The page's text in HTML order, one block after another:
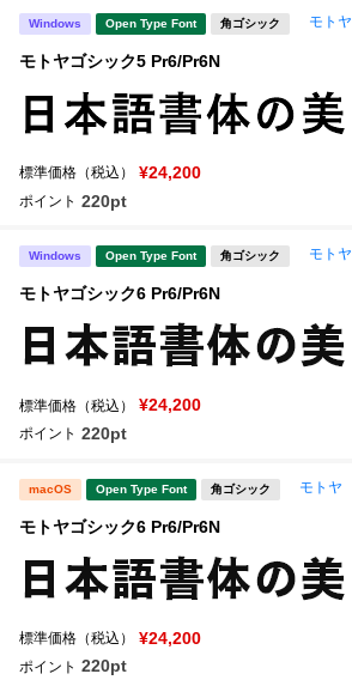
Windows Open Type Font 角ゴシック モトヤ
モトヤゴシック5 Pr6/Pr6N
標準価格（税込） ¥24,200
ポイント 220pt
Windows Open Type Font 角ゴシック モトヤ
モトヤゴシック6 Pr6/Pr6N
標準価格（税込） ¥24,200
ポイント 220pt
macOS Open Type Font 角ゴシック モトヤ
モトヤゴシック6 Pr6/Pr6N
標準価格（税込） ¥24,200
ポイント 220pt